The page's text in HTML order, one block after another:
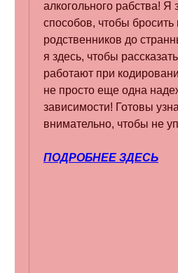
алкогольного рабства!
способов, чтобы бросить
родственников до
я здесь, чтобы
работают при
не просто еще одна
зависимости! Готовы
внимательно, чтобы не
ПОДРОБНЕЕ ЗДЕСЬ